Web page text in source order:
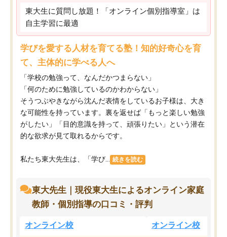
東大生に質問し放題！「オンライン個別指導室」は
自主学習に最適
学びを愛する人材を育てる塾！知的好奇心を育
て、主体的に学べる人へ
「学校の勉強って、なんだかつまらない」
「何のために勉強しているのかわからない」
そうつぶやきながら沈んだ表情をしているお子様は、大き
な可能性を持っています。裏を返せば「もっと楽しい勉強
がしたい」「目的意識を持って、頑張りたい」という潜在
的な欲求が見て取れるからです。
私たち東大先生は、「学び... 続きを読む
東大先生｜現役東大生によるオンライン家庭
教師・個別指導の口コミ・評判
オンライン校 オンライン校